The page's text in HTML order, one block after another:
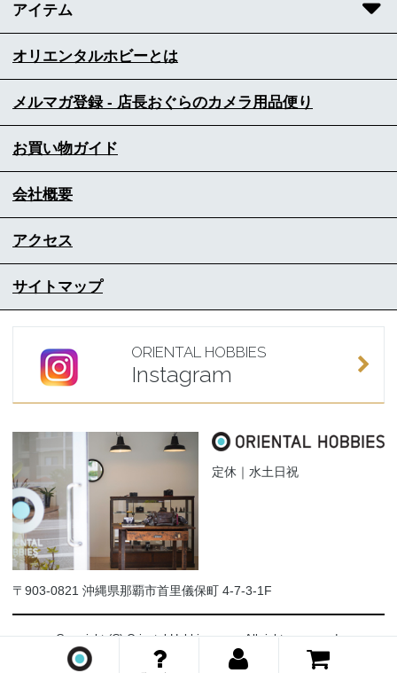
アイテム
オリエンタルホビーとは
メルマガ登録 - 店長おぐらのカメラ用品便り
お買い物ガイド
会社概要
アクセス
サイトマップ
ORIENTAL HOBBIES
Instagram
定休｜水土日祝
〒903-0821 沖縄県那覇市首里儀保町 4-7-3-1F
Copyright (C) Oriental-Hobbies.com. All rights reserved.